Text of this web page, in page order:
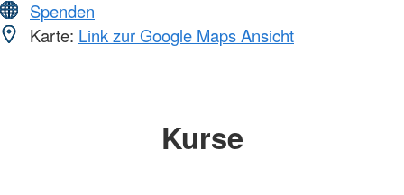
Spenden
Karte: Link zur Google Maps Ansicht
Kurse